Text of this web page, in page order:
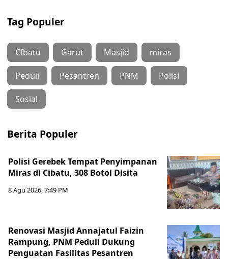
Tag Populer
CIbatu Garut Masjid miras
Peduli Pesantren PNM Polisi
Sosial
Berita Populer
Polisi Gerebek Tempat Penyimpanan
Miras di Cibatu, 308 Botol Disita
8 Agu 2026, 7:49 PM
Renovasi Masjid Annajatul Faizin
Rampung, PNM Peduli Dukung
Penguatan Fasilitas Pesantren